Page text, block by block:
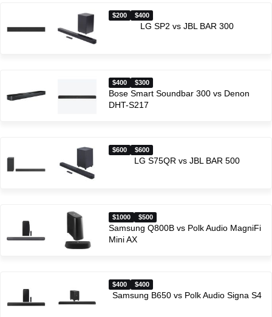
$200 $400
LG SP2 vs JBL BAR 300
$400 $300
Bose Smart Soundbar 300 vs Denon
DHT-S217
$600 $600
LG S75QR vs JBL BAR 500
$1000 $500
Samsung Q800B vs Polk Audio MagniFi
Mini AX
$400 $400
Samsung B650 vs Polk Audio Signa S4